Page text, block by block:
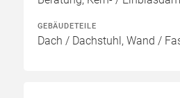
GEBÄUDETEILE
Dach / Dachstuhl, Wand /